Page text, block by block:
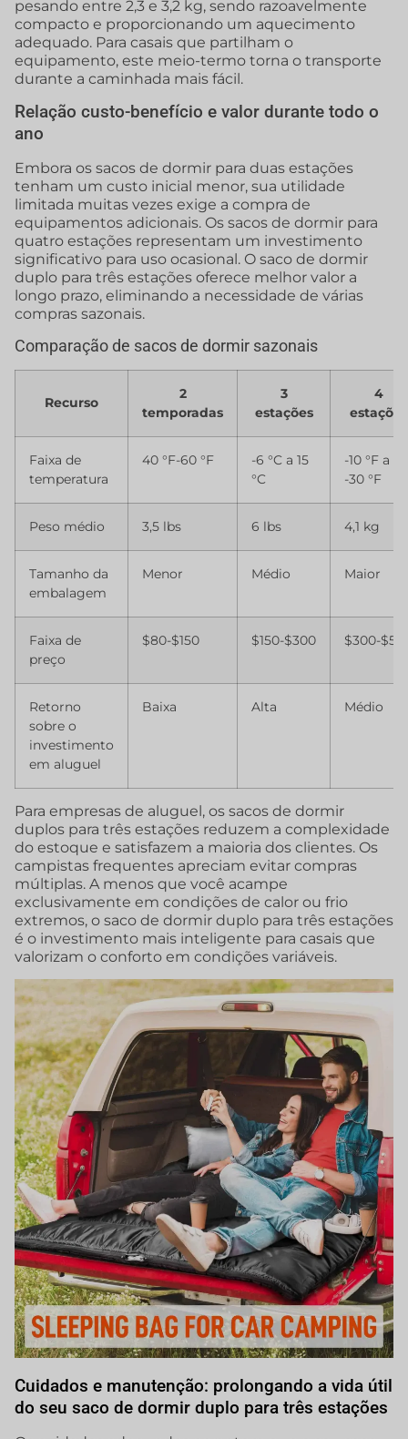
pesando entre 2,3 e 3,2 kg, sendo razoavelmente
compacto e proporcionando um aquecimento
adequado. Para casais que partilham o
equipamento, este meio-termo torna o transporte
durante a caminhada mais fácil.
Relação custo-benefício e valor durante todo o
ano
Embora os sacos de dormir para duas estações
tenham um custo inicial menor, sua utilidade
limitada muitas vezes exige a compra de
equipamentos adicionais. Os sacos de dormir para
quatro estações representam um investimento
significativo para uso ocasional. O saco de dormir
duplo para três estações oferece melhor valor a
longo prazo, eliminando a necessidade de várias
compras sazonais.
Comparação de sacos de dormir sazonais
Recurso
2
temporadas
3
estações
4
estações
Faixa de
temperatura
40 °F-60 °F
-6 °C a 15
°C
-10 °F a
-30 °F
Peso médio 3,5 lbs 6 lbs 4,1 kg
Tamanho da
embalagem
Menor Médio Maior
Faixa de
preço
$80-$150 $150-$300 $300-
Retorno
sobre o
investimento
em aluguel
Baixa Alta Médio
Para empresas de aluguel, os sacos de dormir
duplos para três estações reduzem a complexidade
do estoque e satisfazem a maioria dos clientes. Os
campistas frequentes apreciam evitar compras
múltiplas. A menos que você acampe
exclusivamente em condições de calor ou frio
extremos, o saco de dormir duplo para três estações
é o investimento mais inteligente para casais que
valorizam o conforto em condições variáveis.
Cuidados e manutenção: prolongando a vida útil
do seu saco de dormir duplo para três estações